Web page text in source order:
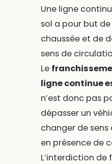
Une ligne
sol a pour but
chaussée et de
sens de
Le
ligne continue
n’est donc pas
dépasser un
changer de
en présence de
L’interdiction de